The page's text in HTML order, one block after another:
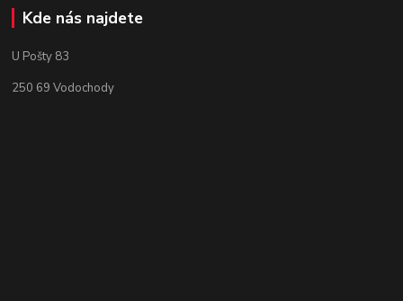
Kde nás najdete
U Pošty 83
250 69 Vodochody